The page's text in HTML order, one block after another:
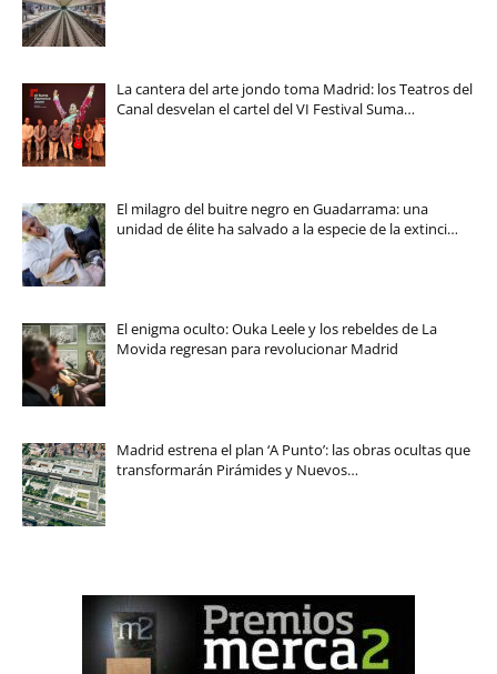
La cantera del arte jondo toma Madrid: los Teatros del
Canal desvelan el cartel del VI Festival Suma…
El milagro del buitre negro en Guadarrama: una
unidad de élite ha salvado a la especie de la extinci…
El enigma oculto: Ouka Leele y los rebeldes de La
Movida regresan para revolucionar Madrid
Madrid estrena el plan ‘A Punto’: las obras ocultas que
transformarán Pirámides y Nuevos…